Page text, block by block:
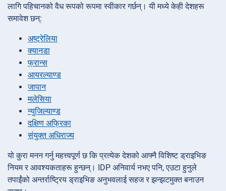
लागि पहिचानको वैध रूपको रूपमा स्वीकार गर्छन्। यी मध्ये केही देशहरू
समावेश छन्:
अष्ट्रेलिया
क्यानडा
फ्रान्स
आयरल्याण्ड
जापान
मलेसिया
न्युजिल्याण्ड
दक्षिण अफ्रिका
संयुक्त अधिराज्य
यो कुरा मनन गर्नु महत्त्वपूर्ण छ कि प्रत्येक देशको आफ्नै विशिष्ट ड्राइभिङ
नियम र आवश्यकताहरू हुन्छन्। IDP अनिवार्य नभए पनि, एउटा हुनुले
तपाईंको अन्तर्राष्ट्रिय ड्राइभिङ अनुभवलाई सहज र झन्झटमुक्त बनाउन